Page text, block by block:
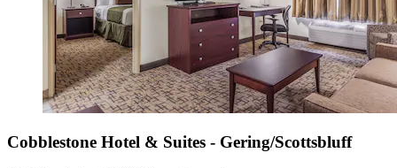
Cobblestone Hotel & Suites - Gering/Scottsbluff